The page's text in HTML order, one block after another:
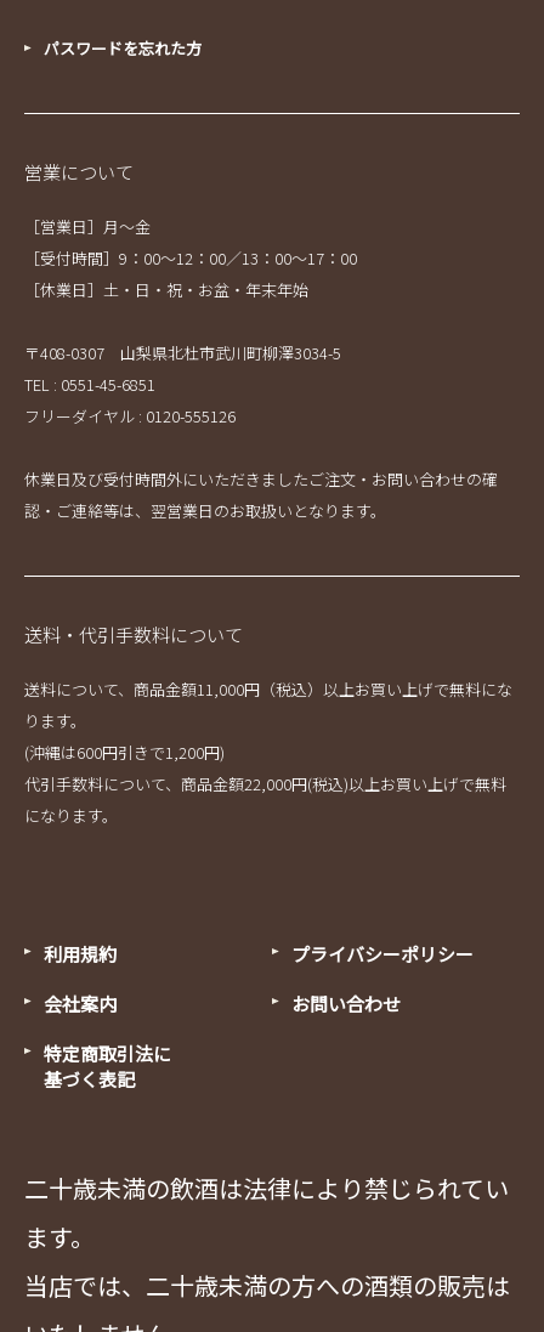
パスワードを忘れた方
営業について
［営業日］月～金
［受付時間］9：00～12：00／13：00～17：00
［休業日］土・日・祝・お盆・年末年始
〒408-0307 山梨県北杜市武川町柳澤3034-5
TEL : 0551-45-6851
フリーダイヤル : 0120-555126
休業日及び受付時間外にいただきましたご注文・お問い合わせの確
認・ご連絡等は、翌営業日のお取扱いとなります。
送料・代引手数料について
送料について、商品金額11,000円（税込）以上お買い上げで無料にな
ります。
(沖縄は600円引きで1,200円)
代引手数料について、商品金額22,000円(税込)以上お買い上げで無料
になります。
利用規約
プライバシーポリシー
会社案内
お問い合わせ
特定商取引法に
基づく表記
二十歳未満の飲酒は法律により禁じられてい
ます。
当店では、二十歳未満の方への酒類の販売は